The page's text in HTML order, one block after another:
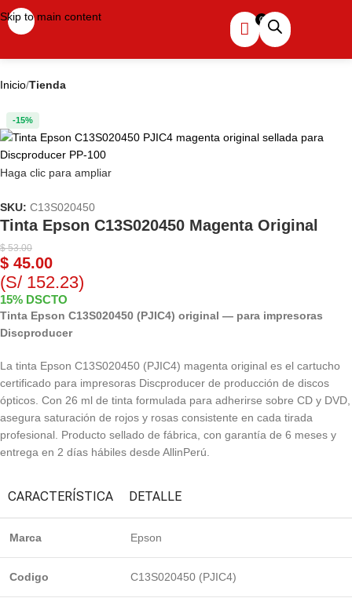
Skip to main content
Inicio Tienda
-15%
Haga clic para ampliar
SKU: C13S020450
Tinta Epson C13S020450 Magenta Original
$53.00
$ 45.00
(S/ 152.23)
15% DSCTO
Tinta Epson C13S020450 (PJIC4) original — para impresoras
Discproducer
La tinta Epson C13S020450 (PJIC4) magenta original es el cartucho
certificado para impresoras Discproducer de producción de discos
ópticos. Con 26 ml de tinta formulada para adherirse sobre CD y DVD,
asegura saturación de rojos y rosas consistente en cada tirada
profesional. Producto sellado de fábrica, con garantía de 6 meses y
entrega en 2 días hábiles desde AllinPerú.
CARACTERÍSTICA DETALLE
Marca Epson
Codigo C13S020450 (PJIC4)